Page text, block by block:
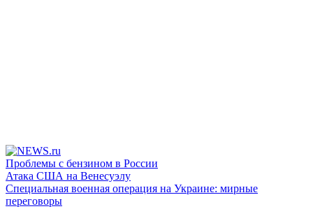
Проблемы с бензином в России
Атака США на Венесуэлу
Специальная военная операция на Украине: мирные
переговоры